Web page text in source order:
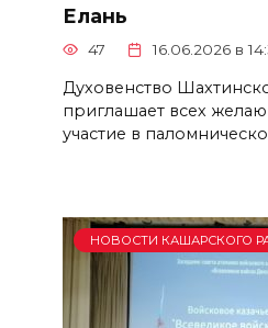
Елань
47 16.06.2026 в
Духовенство
приглашает всех
участие в
НОВОСТИ КАШАРСКОГО